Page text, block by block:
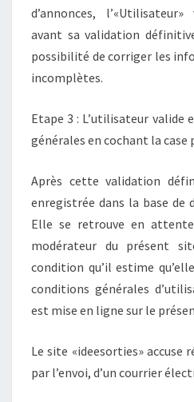
d’annonces,
avant sa validation
possibilité de corriger les
incomplètes.
Etape 3 : L’utilisateur valide
générales en cochant la case
Après cette validation
enregistrée dans la base de
Elle se retrouve en
modérateur du présent
condition qu’il estime
conditions générales
est mise en ligne sur le
Le site «ideesorties» accuse
par l’envoi, d’un courrier